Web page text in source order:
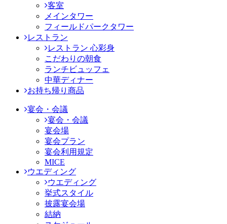
客室
メインタワー
フィールドパークタワー
レストラン
レストラン 心彩身
こだわりの朝食
ランチビュッフェ
中華ディナー
お持ち帰り商品
宴会・会議
宴会・会議
宴会場
宴会プラン
宴会利用規定
MICE
ウエディング
ウエディング
挙式スタイル
披露宴会場
結納